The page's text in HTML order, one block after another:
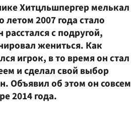
Хитцльшпергер мелькал
летом 2007 года стало
расстался с подругой,
жениться. Как
игрок, в то время он стал
и сделал свой выбор
Объявил об этом он совсем
2014 года.